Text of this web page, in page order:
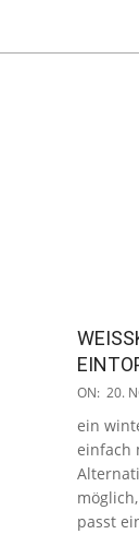
2018-
20
ON: 20.
ein
einfach
passt